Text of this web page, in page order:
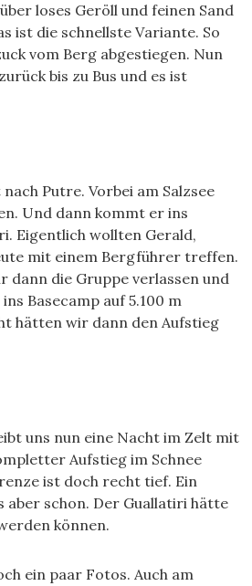
loses Geröll und feinen Sand
ist die schnellste Variante. So
vom Berg abgestiegen. Nun
bis zu Bus und es ist
Putre. Vorbei am Salzsee
Und dann kommt er ins
Eigentlich wollten Gerald,
mit einem Bergführer treffen.
dann die Gruppe verlassen und
Basecamp auf 5.100 m
hätten wir dann den Aufstieg
uns nun eine Nacht im Zelt mit
Aufstieg im Schnee
ist doch recht tief. Ein
aber schon. Der Guallatiri hätte
können.
ein paar Fotos. Auch am